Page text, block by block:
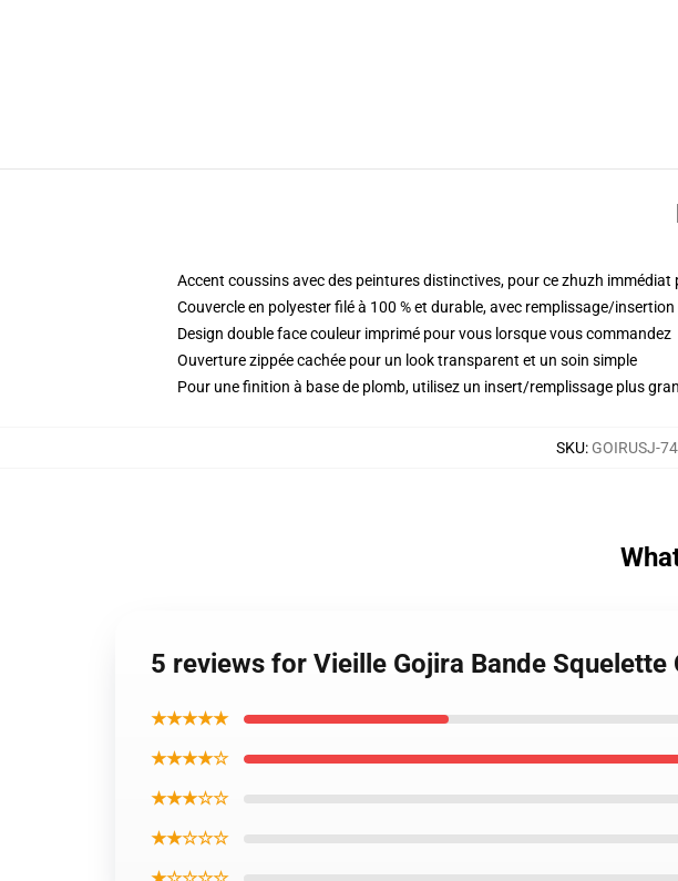
Accent coussins avec des peintures distinctives, pour ce zhuzh
Couvercle en polyester filé à 100 % et durable, avec remplissage/
Design double face couleur imprimé pour vous lorsque vous commandez
Ouverture zippée cachée pour un look transparent et un soin simple
Pour une finition à base de plomb, utilisez un insert/remplissage plus
SKU: GOIRUSJ-
5 reviews for Vieille Gojira Bande Squelette
★★★★★
★★★★☆
★★★☆☆
★★☆☆☆